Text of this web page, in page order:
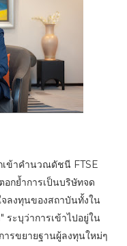
เข้าคำนวณดัชนี FTSE
กย้ำการเป็นบริษัทจด
ลงทุนของสถาบันทั้งใน
ระบุว่าการเข้าไปอยู่ใน
รขยายฐานผู้ลงทุนใหม่ๆ